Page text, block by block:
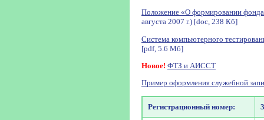
Положение «О формировании фонда
августа 2007 г.) [doc, 238 Кб]
Система компьютерного
[pdf, 5.6 Мб]
Новое! ФТЗ и АИССТ
Пример оформления служебной
Регистрационный номер: